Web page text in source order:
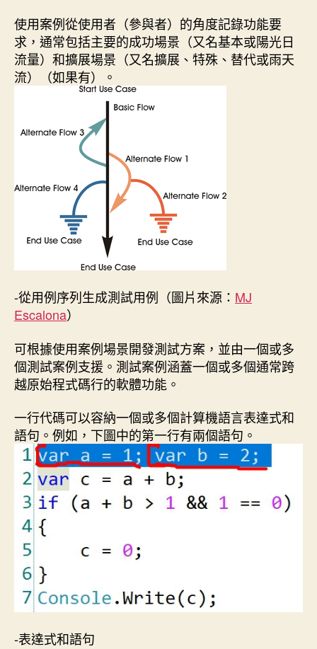
使用案例從使用者（參與者）的角度記錄功能要
求，通常包括主要的成功場景（又名基本或陽光日
流量）和擴展場景（又名擴展、特殊、替代或雨天
流）（如果有）。
-從用例序列生成測試用例（圖片來源： MJ
Escalona）
可根據使用案例場景開發測試方案，並由一個或多
個測試案例支援。測試案例涵蓋一個或多個通常跨
越原始程式碼行的軟體功能。
一行代碼可以容納一個或多個計算機語言表達式和
語句。例如，下圖中的第一行有兩個語句。
-表達式和語句